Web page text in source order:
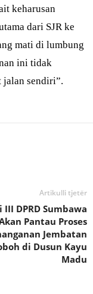
keharusan
dari SJR ke
mati di lumbung
ini tidak
jalan sendiri”.
Artikulli tjetër
III DPRD Sumbawa
Pantau Proses
Jembatan
di Dusun Kayu
Madu